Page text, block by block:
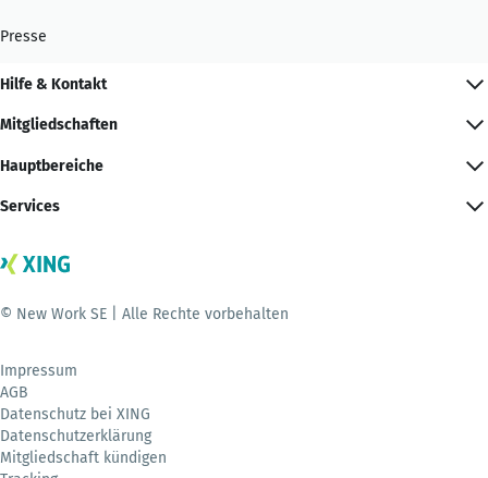
Presse
Hilfe & Kontakt
Mitgliedschaften
Hauptbereiche
Services
© New Work SE | Alle Rechte vorbehalten
Impressum
AGB
Datenschutz bei XING
Datenschutzerklärung
Mitgliedschaft kündigen